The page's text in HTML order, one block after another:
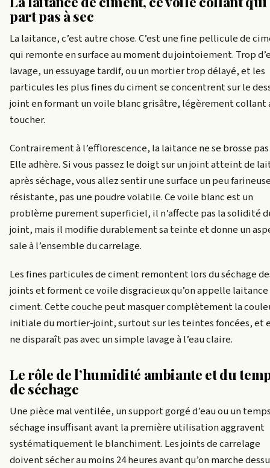
part pas à sec
La laitance, c’est autre chose. C’est une fine pellicule de
qui remonte en surface au moment du jointoiement. Trop
lavage, un essuyage tardif, ou un mortier trop délayé, et les
particules les plus fines du ciment se concentrent sur le
joint en formant un voile blanc grisâtre, légèrement collant
toucher.
Contrairement à l’efflorescence, la laitance ne se brosse pas
Elle adhère. Si vous passez le doigt sur un joint atteint de
après séchage, vous allez sentir une surface un peu
résistante, pas une poudre volatile. Ce voile blanc est un
problème purement superficiel, il n’affecte pas la solidité
joint, mais il modifie durablement sa teinte et donne un
sale à l’ensemble du carrelage.
Les fines particules de ciment remontent lors du séchage
joints et forment ce voile disgracieux qu’on appelle laitance
ciment. Cette couche peut masquer complètement la
initiale du mortier-joint, surtout sur les teintes foncées, et
ne disparaît pas avec un simple lavage à l’eau claire.
Le rôle de l’humidité ambiante et du
de séchage
Une pièce mal ventilée, un support gorgé d’eau ou un
séchage insuffisant avant la première utilisation aggravent
systématiquement le blanchiment. Les joints de carrelage
doivent sécher au moins 24 heures avant qu’on marche